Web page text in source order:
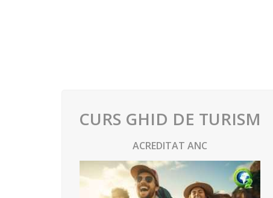
CURS GHID DE TURISM
ACREDITAT ANC